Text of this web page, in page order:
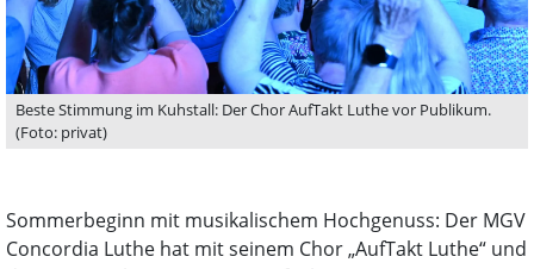
Beste Stimmung im Kuhstall: Der Chor AufTakt Luthe vor Publikum.
(Foto: privat)
Sommerbeginn mit musikalischem Hochgenuss: Der MGV
Concordia Luthe hat mit seinem Chor „AufTakt Luthe“ und